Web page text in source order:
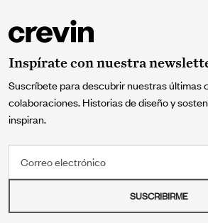
Inspírate con nuestra
Suscríbete para descubrir nuestras últimas
colaboraciones. Historias de diseño y
inspiran.
SUSCRIBIRME